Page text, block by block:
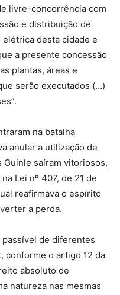
livre-concorrência com
e distribuição de
desta cidade e
a presente concessão
plantas, áreas e
serão executados (…)
na batalha
anular a utilização de
Guinle saíram vitoriosos,
Lei nº 407, de 21 de
reafirmava o espírito
a perda.
passível de diferentes
conforme o artigo 12 da
absoluto de
natureza nas mesmas